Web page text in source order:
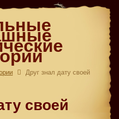
Друг знал дату своей
своей